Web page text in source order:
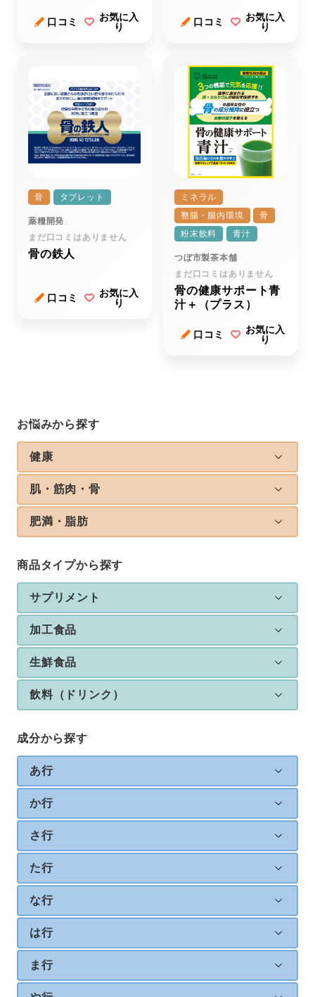
お悩みから探す
健康
肌・筋肉・骨
肥満・脂肪
商品タイプから探す
サプリメント
加工食品
生鮮食品
飲料（ドリンク）
成分から探す
あ行
か行
さ行
た行
な行
は行
ま行
口コミ
お気に入
り
口コミ
お気に入
り
骨 タブレット
薬糧開発
まだ口コミはありません
骨の鉄人
口コミ
お気に入
り
ミネラル
整腸・腸内環境
骨
粉末飲料
青汁
つぼ市製茶本舗
まだ口コミはありません
骨の健康サポート青
汁＋（プラス）
口コミ
お気に入
り